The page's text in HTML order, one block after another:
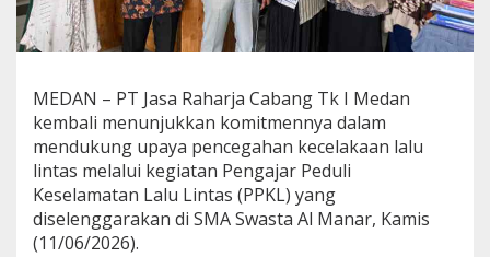
d
a
y
T
e
r
t
i
b
B
MEDAN – PT Jasa Raharja Cabang Tk I Medan
kembali menunjukkan komitmennya dalam
mendukung upaya pencegahan kecelakaan lalu
lintas melalui kegiatan Pengajar Peduli
Keselamatan Lalu Lintas (PPKL) yang
diselenggarakan di SMA Swasta Al Manar, Kamis
(11/06/2026).